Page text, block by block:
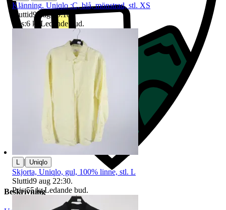
Beskrivning
Klänning, Uniqlo :C, blå, mönstrad, stl. XS
Sluttid9 aug 19:10
Pris:6 kr Ledande bud.
| Uniqlo
Skjorta, Uniqlo, gul, 100% linne, stl. L
Sluttid9 aug 22:30.
Pris:55 kr,Ledande bud.